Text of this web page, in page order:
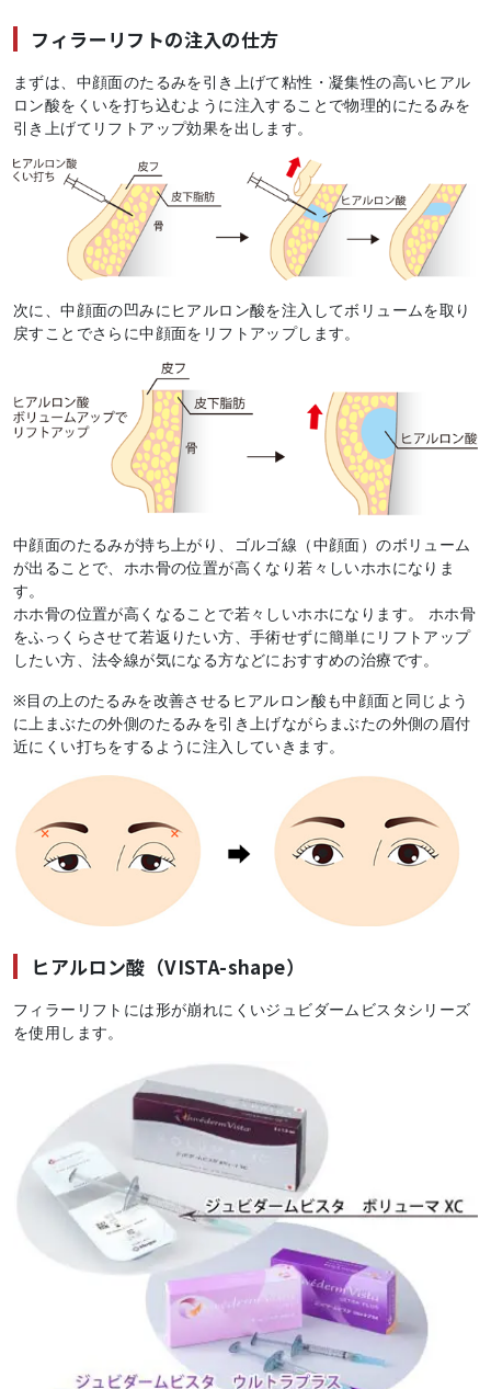
フィラーリフトの注入の仕方
まずは、中顔面のたるみを引き上げて粘性・凝集性の高いヒアル
ロン酸をくいを打ち込むように注入することで物理的にたるみを
引き上げてリフトアップ効果を出します。
次に、中顔面の凹みにヒアルロン酸を注入してボリュームを取り
戻すことでさらに中顔面をリフトアップします。
中顔面のたるみが持ち上がり、ゴルゴ線（中顔面）のボリューム
が出ることで、ホホ骨の位置が高くなり若々しいホホになりま
す。
ホホ骨の位置が高くなることで若々しいホホになります。 ホホ骨
をふっくらさせて若返りたい方、手術せずに簡単にリフトアップ
したい方、法令線が気になる方などにおすすめの治療です。
※目の上のたるみを改善させるヒアルロン酸も中顔面と同じよう
に上まぶたの外側のたるみを引き上げながらまぶたの外側の眉付
近にくい打ちをするように注入していきます。
ヒアルロン酸（VISTA-shape）
フィラーリフトには形が崩れにくいジュビダームビスタシリーズ
を使用します。